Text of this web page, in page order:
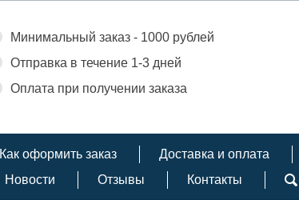
Минимальный заказ - 1000 рублей
Отправка в течение 1-3 дней
Оплата при получении заказа
Как оформить заказ Доставка и оплата
Новости Отзывы Контакты